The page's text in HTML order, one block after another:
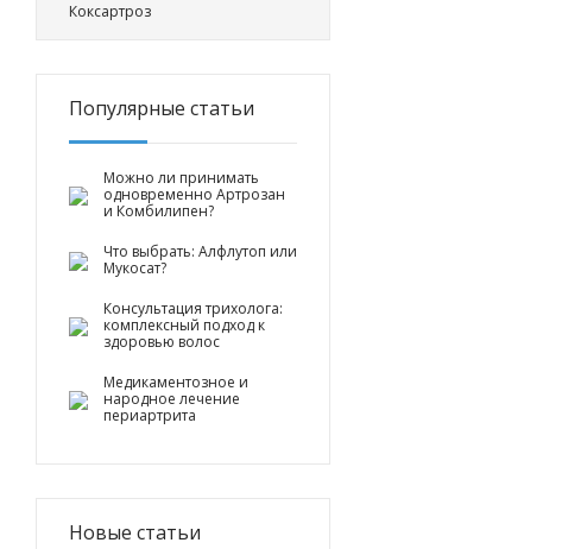
Коксартроз
Популярные статьи
Можно ли принимать
одновременно Артрозан
и Комбилипен?
Что выбрать: Алфлутоп или
Мукосат?
Консультация трихолога:
комплексный подход к
здоровью волос
Медикаментозное и
народное лечение
периартрита
Новые статьи